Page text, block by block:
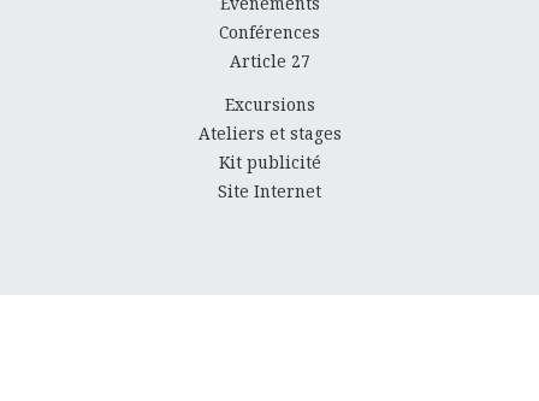
Conférences
Article 27
Excursions
Ateliers et stages
Kit publicité
Site Internet